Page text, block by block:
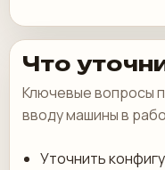
Что
Ключевые вопросы
вводу машины в
Уточнить